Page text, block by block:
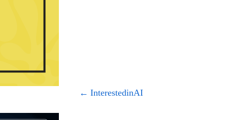
InterestedinAI
←